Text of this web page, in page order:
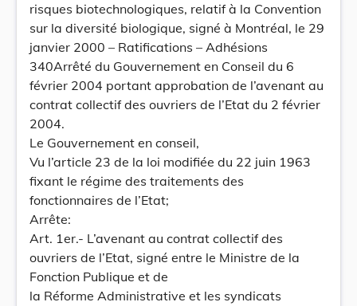
risques biotechnologiques, relatif à la Convention
sur la diversité biologique, signé à Montréal, le 29
janvier 2000 – Ratifications – Adhésions
340Arrêté du Gouvernement en Conseil du 6
février 2004 portant approbation de l’avenant au
contrat collectif des ouvriers de l’Etat du 2 février
2004.
Le Gouvernement en conseil,
Vu l’article 23 de la loi modifiée du 22 juin 1963
fixant le régime des traitements des
fonctionnaires de l’Etat;
Arrête:
Art. 1er.- L’avenant au contrat collectif des
ouvriers de l’Etat, signé entre le Ministre de la
Fonction Publique et de
la Réforme Administrative et les syndicats